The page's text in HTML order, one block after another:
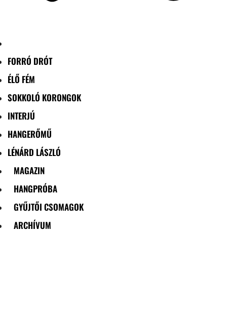
FORRÓ DRÓT
ÉLŐ FÉM
SOKKOLÓ KORONGOK
INTERJÚ
HANGERŐMŰ
LÉNÁRD LÁSZLÓ
MAGAZIN
HANGPRÓBA
GYŰJTŐI CSOMAGOK
ARCHÍVUM